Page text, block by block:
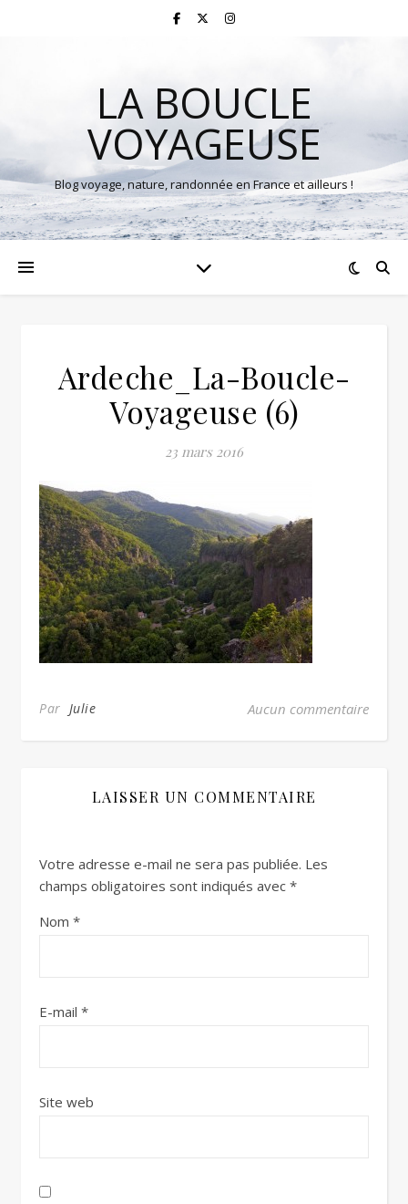
LA BOUCLE
VOYAGEUSE
Blog voyage, nature, randonnée en France et ailleurs !
Ardeche_La-Boucle-
Voyageuse (6)
23 mars 2016
Par Julie Aucun commentaire
LAISSER UN COMMENTAIRE
Votre adresse e-mail ne sera pas publiée. Les
champs obligatoires sont indiqués avec *
Nom *
E-mail *
Site web